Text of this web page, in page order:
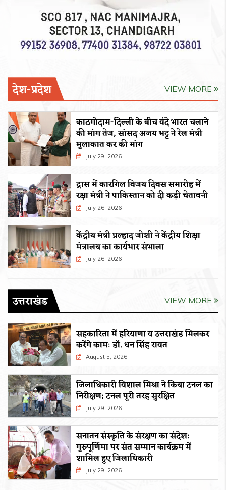
देश-प्रदेश VIEW MORE
काठगोदाम-दिल्ली के बीच वंदे भारत चलाने
की मांग तेज, सांसद अजय भट्ट ने रेल मंत्री
मुलाकात कर की मांग
July 29, 2026
द्रास में कारगिल विजय दिवस समारोह में
रक्षा मंत्री ने पाकिस्तान को दी कड़ी चेतावनी
July 26, 2026
केंद्रीय मंत्री प्रल्हाद जोशी ने केंद्रीय शिक्षा
मंत्रालय का कार्यभार संभाला
July 26, 2026
उत्तराखंड VIEW MORE
सहकारिता में हरियाणा व उत्तराखंड मिलकर
करेंगे कामः डाॅ. धन सिंह रावत
August 5, 2026
जिलाधिकारी विशाल मिश्रा ने किया टनल का
निरीक्षण; टनल पूरी तरह सुरक्षित
July 29, 2026
सनातन संस्कृति के संरक्षण का संदेश:
गुरुपूर्णिमा पर संत सम्मान कार्यक्रम में
शामिल हुए जिलाधिकारी
July 29, 2026